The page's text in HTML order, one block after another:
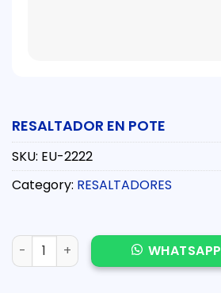
RESALTADOR EN POTE
SKU: EU-2222
Category: RESALTADORES
RESALTADOR EN POTE quantity
WHATSAPP